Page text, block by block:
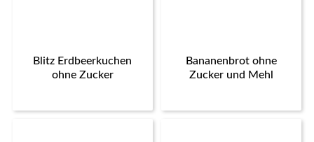
Blitz Erdbeerkuchen
ohne Zucker
Bananenbrot ohne
Zucker und Mehl